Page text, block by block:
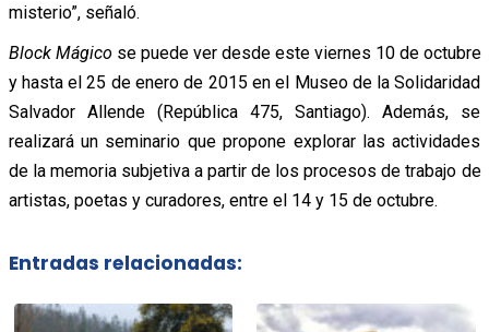
misterio”, señaló.
Block Mágico se puede ver desde este viernes 10 de octubre
y hasta el 25 de enero de 2015 en el Museo de la Solidaridad
Salvador Allende (República 475, Santiago). Además, se
realizará un seminario que propone explorar las actividades
de la memoria subjetiva a partir de los procesos de trabajo de
artistas, poetas y curadores, entre el 14 y 15 de octubre.
Entradas relacionadas: